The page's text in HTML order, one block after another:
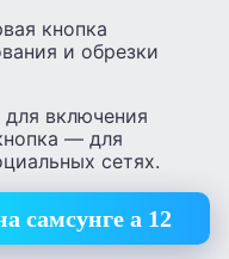
кнопка
и обрезки
для включения
— для
сетях.
самсунге а 12